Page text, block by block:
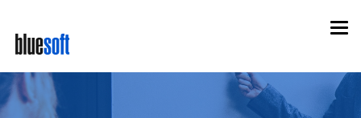
main
content